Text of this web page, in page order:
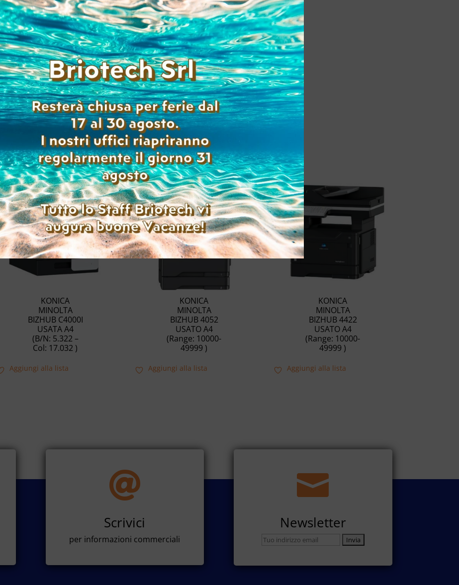
Prodotti correlati
KONICA
MINOLTA
BIZHUB C4000I
USATA A4
(B/N: 5.322 –
Col: 17.032 )
Aggiungi alla lista
KONICA
MINOLTA
BIZHUB 4052
USATO A4
(Range: 10000-
49999 )
Aggiungi alla lista
KONICA
MINOLTA
BIZHUB 4422
USATO A4
(Range: 10000-
49999 )
Aggiungi alla lista

Scrivici
per informazioni commerciali

Newsletter